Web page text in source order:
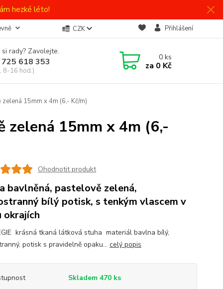
hezké léto!
CZK Přihlášení
rady? Zavolejte.
618 353
8-16 hod.)
0ks
za 0 Kč
15mm x 4m (6,- Kč/m)
zelená 15mm x 4m (6,-
Ohodnotit produkt
bavlněná, pastelově zelená,
bílý potisk, s tenkým vlascem v
okrajích
krásná tkaná látková stuha materiál bavlna bílý,
potisk s pravidelně opaku... celý popis
Skladem 470 ks